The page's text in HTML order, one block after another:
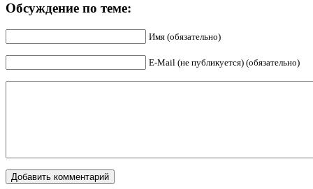
Обсуждение по теме:
Имя (обязательно)
E-Mail (не публикуется) (обязательно)